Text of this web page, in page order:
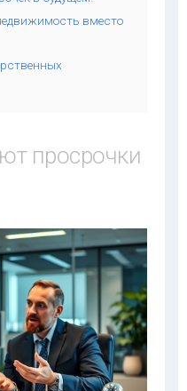
вместо
просрочки